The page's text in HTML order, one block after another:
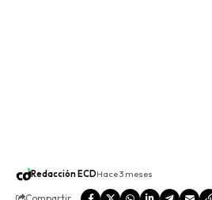
Redacción ECDHace 3 meses